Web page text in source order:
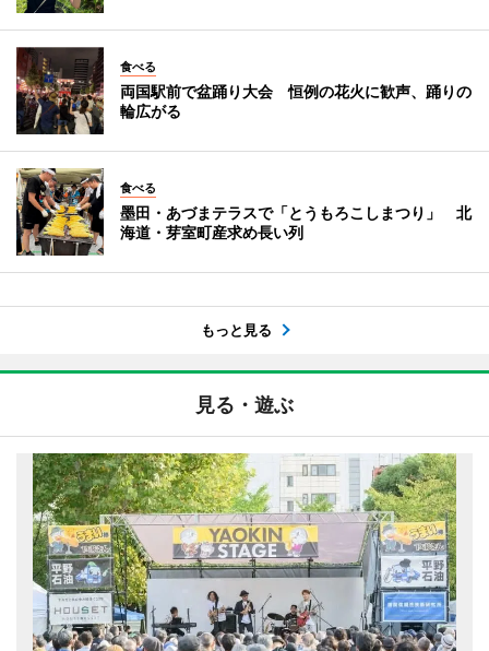
食べる
両国駅前で盆踊り大会 恒例の花火に歓声、踊りの
輪広がる
食べる
墨田・あづまテラスで「とうもろこしまつり」 北
海道・芽室町産求め長い列
もっと見る
見る・遊ぶ